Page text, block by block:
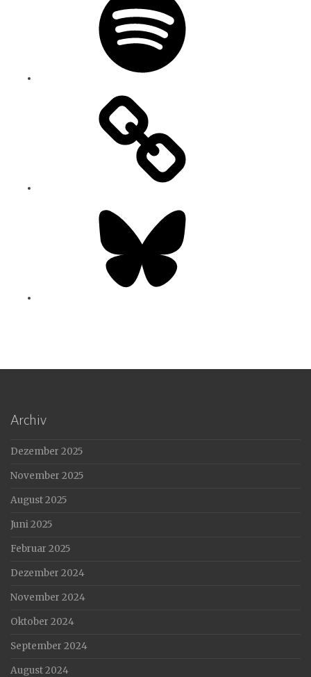
Archiv
Dezember 2025
November 2025
August 2025
Juni 2025
Februar 2025
Dezember 2024
November 2024
Oktober 2024
September 2024
August 2024